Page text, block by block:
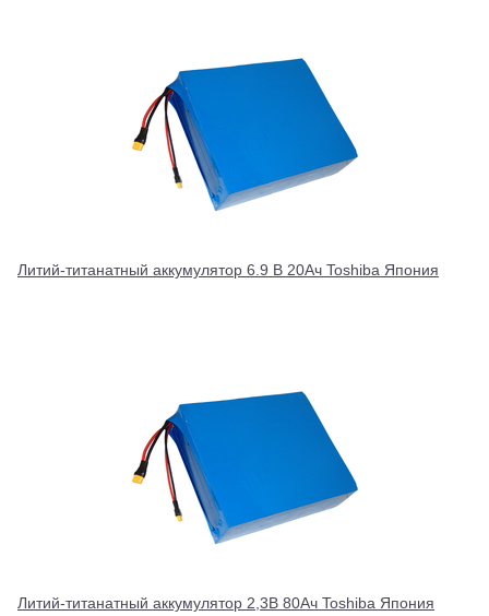
Литий-титанатный аккумулятор 6.9 В 20Ач Toshiba Япония
Литий-титанатный аккумулятор 2,3В 80Ач Toshiba Япония